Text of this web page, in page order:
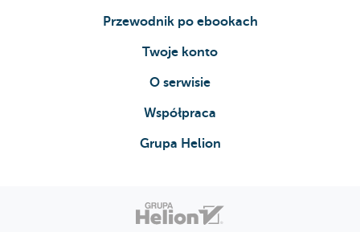
Przewodnik po ebookach
Twoje konto
O serwisie
Współpraca
Grupa Helion